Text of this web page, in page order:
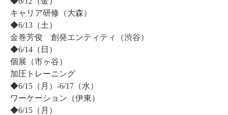
キャリア研修（大森）
◆6/13（土）
金巻芳俊 創発エンティティ
（渋谷）
◆6/14（日）
個展（市ヶ谷）
加圧トレーニング
◆6/15（月）-6/17（水）
ワーケーション（伊東）
◆6/15（月）